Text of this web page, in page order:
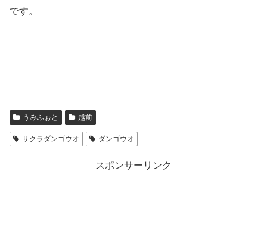
です。
うみふぉと 越前
サクラダンゴウオ ダンゴウオ
スポンサーリンク